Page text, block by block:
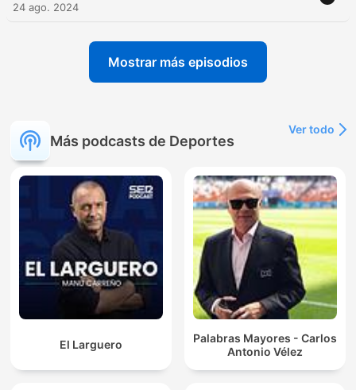
24 ago. 2024
Mostrar más episodios
Más podcasts de Deportes
Ver todo
El Larguero
Palabras Mayores - Carlos
Antonio Vélez